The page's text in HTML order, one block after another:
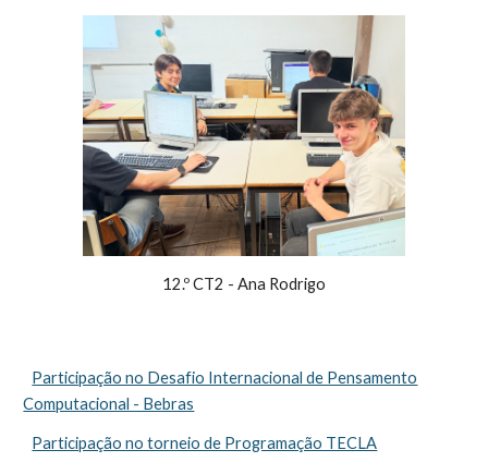
12.º CT2 - Ana Rodrigo
Participação no Desafio Internacional de Pensamento
Computacional - Bebras
Participação no torneio de Programação TECLA